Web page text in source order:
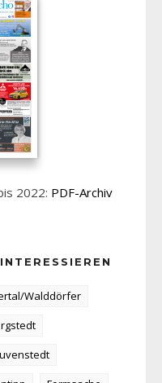
2022: PDF-Archiv
Walddörfer